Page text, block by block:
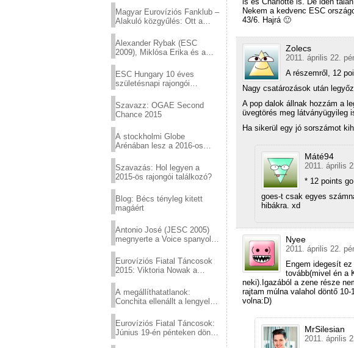
Magyar Eurovíziós Fanklub –
Alakuló közgyűlés: Ott a
Alexander Rybak (ESC
2009), Miklósa Erika és a
sztárjai a Margitszigeten
ESC Hungary 10 éves
születésnapi rajongói
Szavazz: OGAE Second
Chance 2015
A stockholmi Globe
Arénában lesz a 2016-os
Szavazás: Hol legyen a
2015-ös rajongói találkozó?
Blog: Bécs tényleg kitett
magáért
Antonio José (JESC 2005)
megnyerte a Voice spanyol
Eurovíziós Fiatal Táncosok
2015: Viktoria Nowak a
A megállíthatatlanok:
Conchita ellenállt a lengyel
Eurovíziós Fiatal Táncosok:
Június 19-én pénteken döntő
Nekem a kedvenc ESC
43/6. Hajrá 🙂
Zolecs
2011. április 22.
A részemről, 12
Nagy csatározások után
A pop dalok állnak hozzám a
üvegtörés meg látványügyileg
Ha sikerül egy jó sorszámot
Máté94
2011. április
* 12 points
goes-t csak egyes
hibákra. xd
Nyee
2011. április 22.
Engem idegesít
tovább(mivel én a
neki).Igazából a zene része
rajtam múlna valahol döntő
volna:D)
MrSilesian
2011. április